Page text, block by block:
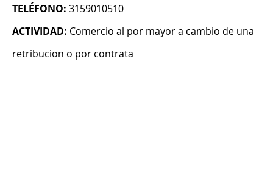
TELÉFONO: 3159010510
ACTIVIDAD: Comercio al por mayor a cambio de una
retribucion o por contrata